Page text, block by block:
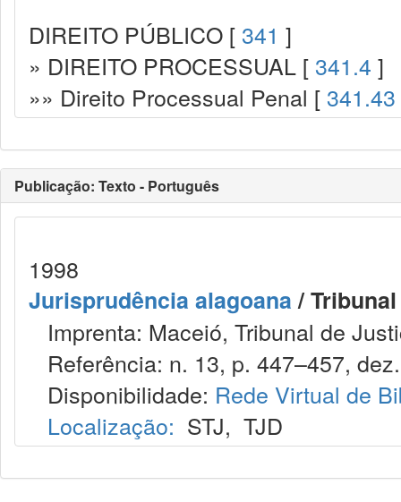
DIREITO PÚBLICO [ 341 ]
» DIREITO PROCESSUAL [ 341.4 ]
»» Direito Processual Penal [ 341.43
Publicação: Texto - Português
1998
Jurisprudência alagoana/
Imprenta: Maceió, Tribunal de
Referência: n. 13, p. 447–457,
Disponibilidade: Rede Virtual de
Localização: STJ, TJD